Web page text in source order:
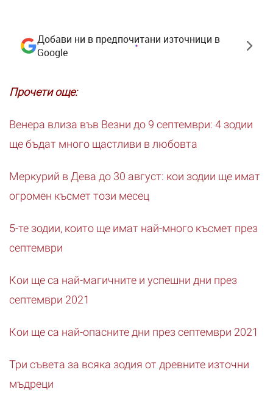
Добави ни в предпочитани източници в
Google
Прочети още:
Венера влиза във Везни до 9 септември: 4 зодии
ще бъдат много щастливи в любовта
Меркурий в Дева до 30 август: кои зодии ще имат
огромен късмет този месец
5-те зодии, които ще имат най-много късмет през
септември
Кои ще са най-магичните и успешни дни през
септември 2021
Кои ще са най-опасните дни през септември 2021
Три съвета за всяка зодия от древните източни
мъдреци